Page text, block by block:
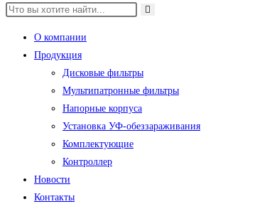
О компании
Продукция
Дисковые фильтры
Мультипатронные фильтры
Напорные корпуса
Установка УФ-обеззараживания
Комплектующие
Контроллер
Новости
Контакты